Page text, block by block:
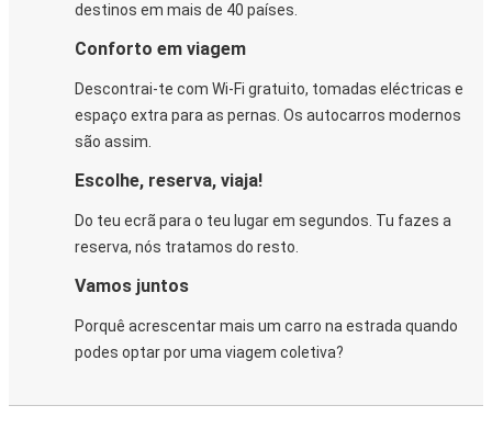
destinos em mais de 40 países.
Conforto em viagem
Descontrai-te com Wi-Fi gratuito, tomadas eléctricas e
espaço extra para as pernas. Os autocarros modernos
são assim.
Escolhe, reserva, viaja!
Do teu ecrã para o teu lugar em segundos. Tu fazes a
reserva, nós tratamos do resto.
Vamos juntos
Porquê acrescentar mais um carro na estrada quando
podes optar por uma viagem coletiva?